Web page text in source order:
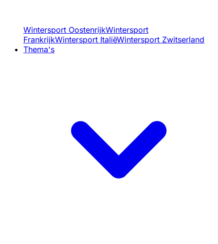
Wintersport OostenrijkWintersport
FrankrijkWintersport ItaliëWintersport Zwitserland
Thema's